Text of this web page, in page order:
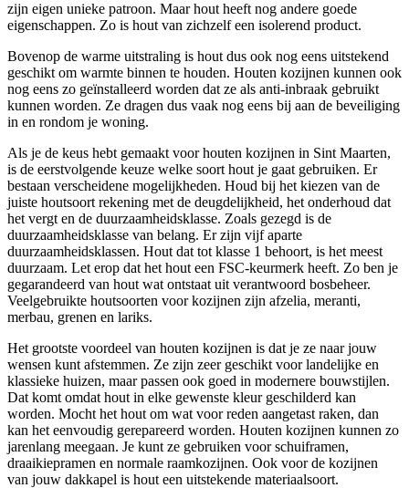
zijn eigen unieke patroon. Maar hout heeft nog andere goede
eigenschappen. Zo is hout van zichzelf een isolerend product.
Bovenop de warme uitstraling is hout dus ook nog eens uitstekend
geschikt om warmte binnen te houden. Houten kozijnen kunnen ook
nog eens zo geïnstalleerd worden dat ze als anti-inbraak gebruikt
kunnen worden. Ze dragen dus vaak nog eens bij aan de beveiliging
in en rondom je woning.
Als je de keus hebt gemaakt voor houten kozijnen in Sint Maarten,
is de eerstvolgende keuze welke soort hout je gaat gebruiken. Er
bestaan verscheidene mogelijkheden. Houd bij het kiezen van de
juiste houtsoort rekening met de deugdelijkheid, het onderhoud dat
het vergt en de duurzaamheidsklasse. Zoals gezegd is de
duurzaamheidsklasse van belang. Er zijn vijf aparte
duurzaamheidsklassen. Hout dat tot klasse 1 behoort, is het meest
duurzaam. Let erop dat het hout een FSC-keurmerk heeft. Zo ben je
gegarandeerd van hout wat ontstaat uit verantwoord bosbeheer.
Veelgebruikte houtsoorten voor kozijnen zijn afzelia, meranti,
merbau, grenen en lariks.
Het grootste voordeel van houten kozijnen is dat je ze naar jouw
wensen kunt afstemmen. Ze zijn zeer geschikt voor landelijke en
klassieke huizen, maar passen ook goed in modernere bouwstijlen.
Dat komt omdat hout in elke gewenste kleur geschilderd kan
worden. Mocht het hout om wat voor reden aangetast raken, dan
kan het eenvoudig gerepareerd worden. Houten kozijnen kunnen zo
jarenlang meegaan. Je kunt ze gebruiken voor schuiframen,
draaikiepramen en normale raamkozijnen. Ook voor de kozijnen
van jouw dakkapel is hout een uitstekende materiaalsoort.